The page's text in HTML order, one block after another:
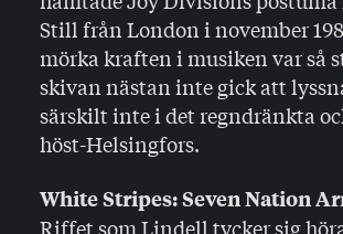
Still från London i november
mörka kraften i musiken var så
skivan nästan inte gick att
särskilt inte i det regndränkta
höst-Helsingfors.
White Stripes: Seven Nation
Riffet som Lindell tycker sig